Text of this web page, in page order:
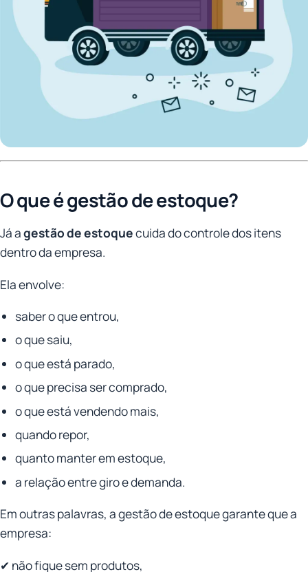
O que é gestão de estoque?
Já agestão de estoquecuida do controle dos itens
dentro da empresa.
Ela envolve:
saber o que entrou,
o que saiu,
o que está parado,
o que precisa ser comprado,
o que está vendendo mais,
quando repor,
quanto manter em estoque,
a relação entre giro e demanda.
Em outras palavras, a gestão de estoque garante que a
empresa:
✔ não fique sem produtos,